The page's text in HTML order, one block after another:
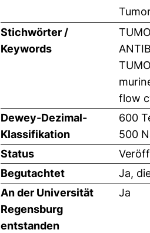
Stichwörter /
Keywords
flow
Dewey-Dezimal-
Klassifikation
600
500
Status
Begutachtet
Ja,
An der Universität
Regensburg
entstanden
Ja